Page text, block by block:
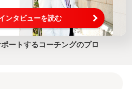
ンタビューを読む
ートするコーチングのプロ